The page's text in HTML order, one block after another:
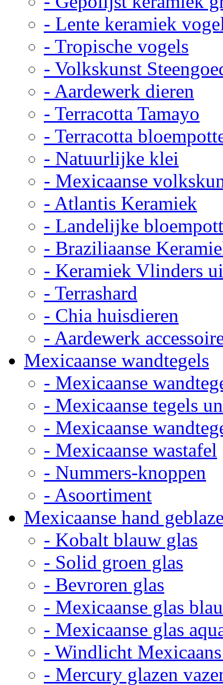
- Lente keramiek
- Tropische vogels
- Volkskunst
- Aardewerk dieren
- Terracotta Tamayo
- Terracotta
- Natuurlijke klei
- Mexicaanse
- Atlantis Keramiek
- Landelijke
- Braziliaanse
- Keramiek Vlinders
- Terrashard
- Chia huisdieren
- Aardewerk
Mexicaanse wandtegels
- Mexicaanse
- Mexicaanse tegels
- Mexicaanse
- Mexicaanse wastafel
- Nummers-knoppen
- Asoortiment
Mexicaanse hand
- Kobalt blauw glas
- Solid groen glas
- Bevroren glas
- Mexicaanse glas
- Mexicaanse glas
- Windlicht
- Mercury glazen